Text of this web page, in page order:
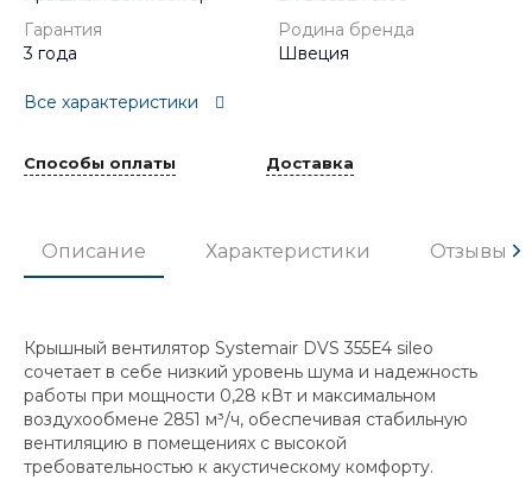
Гарантия
3 года
Родина бренда
Швеция
Все характеристики
Способы оплаты Доставка
Описание Характеристики Отзывы
Крышный вентилятор Systemair DVS 355E4 sileo
сочетает в себе низкий уровень шума и надежность
работы при мощности 0,28 кВт и максимальном
воздухообмене 2851 м³/ч, обеспечивая стабильную
вентиляцию в помещениях с высокой
требовательностью к акустическому комфорту.